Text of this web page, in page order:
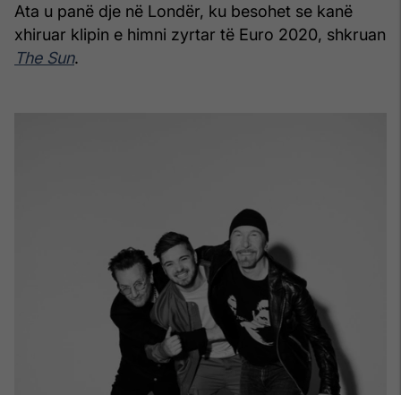
Ata u panë dje në Londër, ku besohet se kanë
xhiruar klipin e himni zyrtar të Euro 2020, shkruan
The Sun.